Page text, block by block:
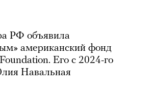
РФ объявила
американский фонд
Его с 2024-го
Навальная